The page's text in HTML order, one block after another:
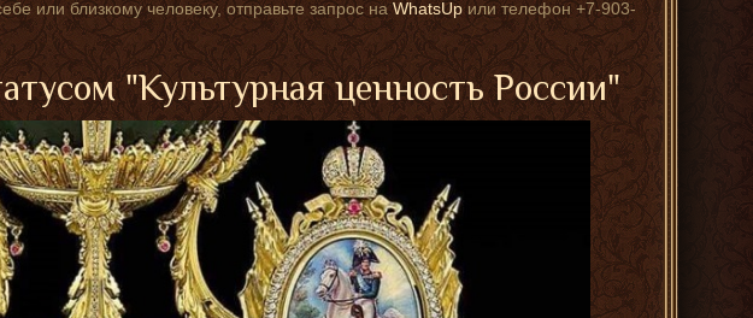
или близкому человеку, отправьте запрос наWhatsUpили телефон +7-903-
"Культурная ценность России"